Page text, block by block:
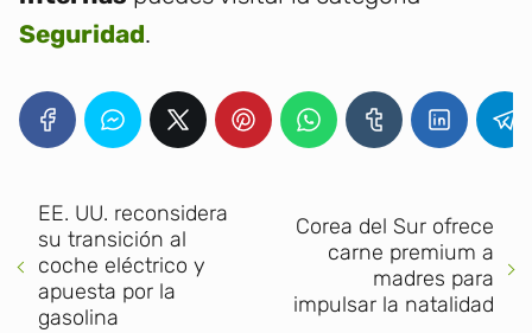
Seguridad.
EE. UU. reconsidera
su transición al
coche eléctrico y
apuesta por la
gasolina
Corea del Sur ofrece
carne premium a
madres para
impulsar la natalidad